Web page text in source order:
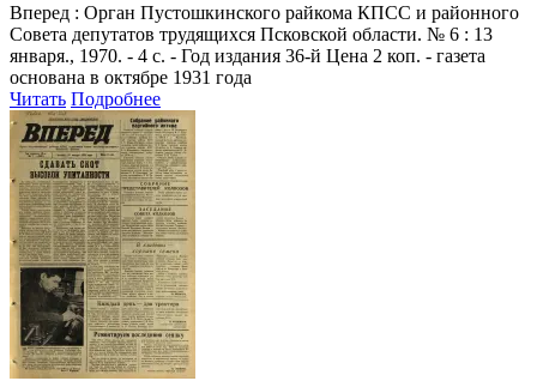
Вперед : Орган Пустошкинского райкома КПСС и районного
Совета депутатов трудящихся Псковской области. № 6 : 13
января., 1970. - 4 с. - Год издания 36-й Цена 2 коп. - газета
основана в октябре 1931 года
Читать Подробнее